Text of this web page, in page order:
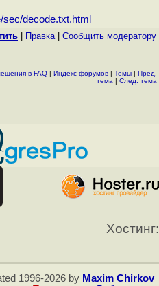
decode.txt.html
Правка| Cообщить модератору
в FAQ | Индекс форумов | Темы | Пред.
тема | След. тема
Хостинг:
1996-2026 by Maxim Chirkov